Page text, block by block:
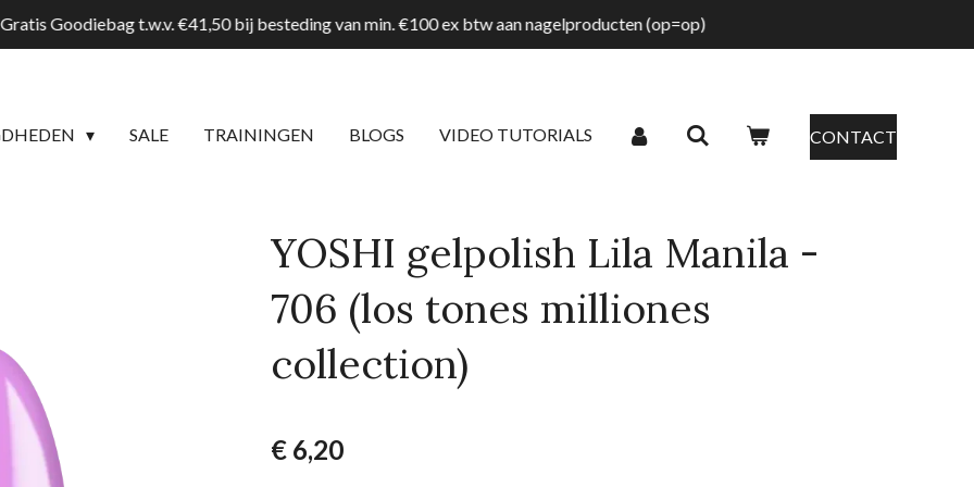
Goodiebag t.w.v. €41,50 bij besteding van min. €100 ex btw aan nagelproducten (op=op)
SALE TRAININGEN BLOGS VIDEO TUTORIALS CONTACT
YOSHI gelpolish Lila Manila -
706 (los tones milliones
collection)
€ 6,20